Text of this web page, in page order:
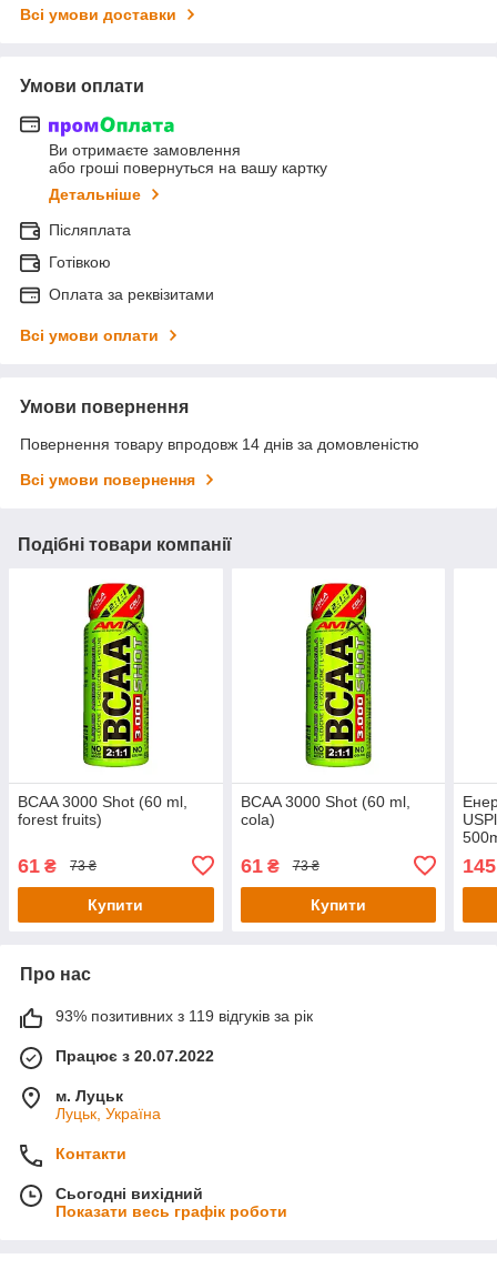
Всі умови доставки
Умови оплати
Ви отримаєте замовлення
або гроші повернуться на вашу картку
Детальніше
Післяплата
Готівкою
Оплата за реквізитами
Всі умови оплати
Умови повернення
Повернення товару впродовж 14 днів за домовленістю
Всі умови повернення
Подібні товари компанії
BCAA 3000 Shot (60 ml,
forest fruits)
61 ₴ 73 ₴
Купити
BCAA 3000 Shot (60 ml,
cola)
61₴ 73 ₴
Купити
145
Про нас
93% позитивних з 119 відгуків за рік
Працює з 20.07.2022
м. Луцьк
Луцьк, Україна
Контакти
Сьогодні вихідний
Показати весь графік роботи